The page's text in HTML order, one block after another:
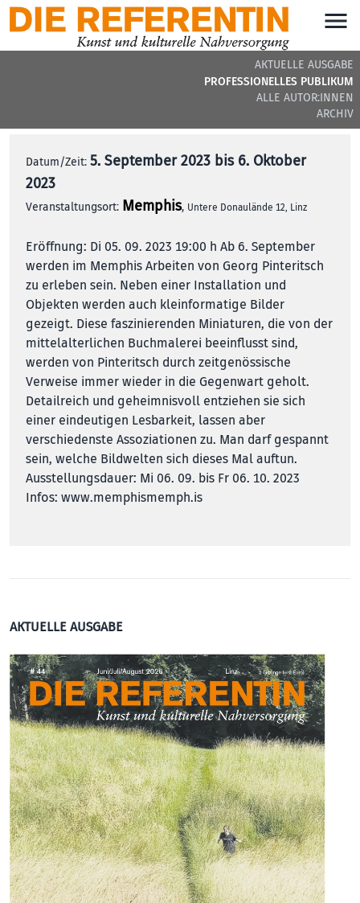
AKTUELLE AUSGABE
PROFESSIONELLES PUBLIKUM
ALLE AUTOR:INNEN
ARCHIV
„Jus studieren fürn Vater“
Datum/Zeit: 5. September 2023 bis 6. Oktober
2023
Veranstaltungsort: Memphis, Untere Donaulände 12, Linz
Eröffnung: Di 05. 09. 2023 19:00 h Ab 6. September
werden im Memphis Arbeiten von Georg Pinteritsch
zu erleben sein. Neben einer Installation und
Objekten werden auch kleinformatige Bilder
gezeigt. Diese faszinierenden Miniaturen, die von der
mittelalterlichen Buchmalerei beeinflusst sind,
werden von Pinteritsch durch zeitgenössische
Verweise immer wieder in die Gegenwart geholt.
Detailreich und geheimnisvoll entziehen sie sich
einer eindeutigen Lesbarkeit, lassen aber
verschiedenste Assoziationen zu. Man darf gespannt
sein, welche Bildwelten sich dieses Mal auftun.
Ausstellungsdauer: Mi 06. 09. bis Fr 06. 10. 2023
Infos: www.memphismemph.is
AKTUELLE AUSGABE